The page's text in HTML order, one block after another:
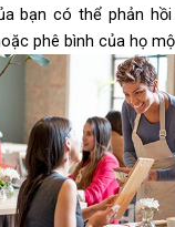
bạn có thể phản
phê bình của họ